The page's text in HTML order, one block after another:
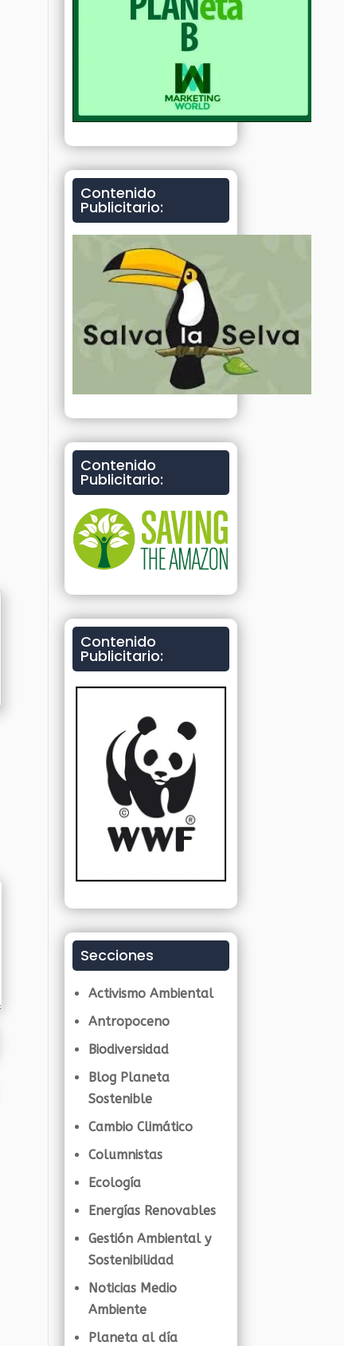
Contenido
Publicitario:
Contenido
Publicitario:
Contenido
Publicitario:
Secciones
Activismo Ambiental
Antropoceno
Biodiversidad
Blog Planeta
Sostenible
Cambio Climático
Columnistas
Ecología
Energías Renovables
Gestión Ambiental y
Sostenibilidad
Noticias Medio
Ambiente
Planeta al día